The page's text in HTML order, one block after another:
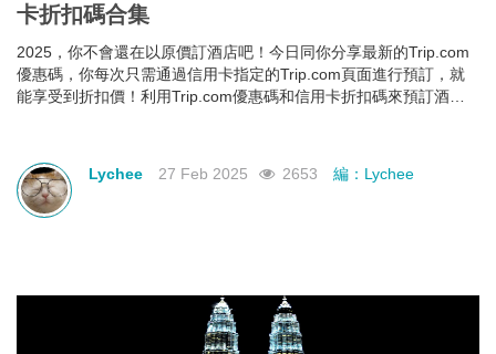
卡折扣碼合集
2025，你不會還在以原價訂酒店吧！今日同你分享最新的Trip.com
優惠碼，你每次只需通過信用卡指定的Trip.com頁面進行預訂，就
能享受到折扣價！利用Trip.com優惠碼和信用卡折扣碼來預訂酒
Lychee 27 Feb 2025 2653 編：Lychee